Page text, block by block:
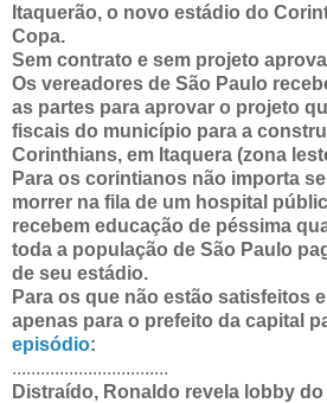
Itaquerão, o novo estádio do
Copa.
Sem contrato e sem projeto
Os vereadores de São Paulo
as partes para aprovar o projeto
fiscais do município para a
Corinthians, em Itaquera (zona
Para os corintianos não importa
morrer na fila de um hospital
recebem educação de péssima
toda a população de São Paulo
de seu estádio.
Para os que não estão satisfeitos
apenas para o prefeito da capital
episódio:
.................................
Distraído, Ronaldo revela lobby